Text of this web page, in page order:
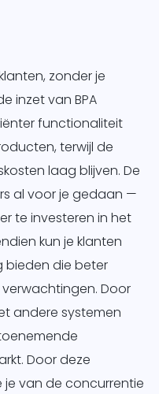
zonder je
inzet van BPA
functionaliteit
terwijl de
laag blijven. De
al voor je gedaan —
te investeren in het
kun je klanten
bieden die beter
Door
andere systemen
Door deze
je van de concurrentie